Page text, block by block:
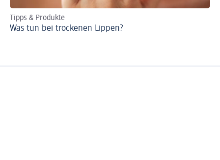
Tipps & Produkte
Was tun bei trockenen Lippen?